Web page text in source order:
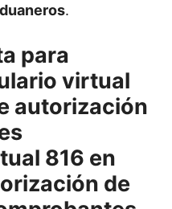
.
para
virtual
autorización